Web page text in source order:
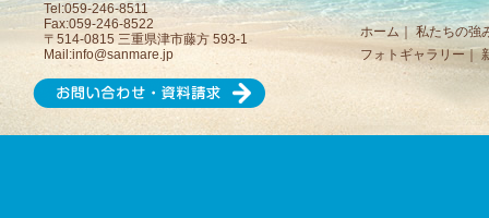
Tel:059-246-8511
Fax:059-246-8522
〒514-0815 三重県津市藤方 593-1
Mail:info@sanmare.jp
ホーム
私たちの強
フォトギャラリー｜